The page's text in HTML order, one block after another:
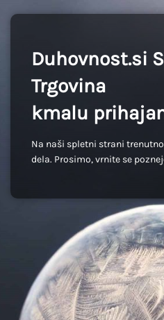
Duhovnost.si
Trgovina
kmalu
Na naši spletni strani
dela. Prosimo, vrnite se